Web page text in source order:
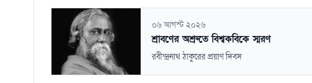
০৬ আগস্ট ২০২৬
শ্রাবণের অশ্রুতে বিশ্বকবিকে স্মরণ
রবীন্দ্রনাথ ঠাকুরের প্রয়াণ দিবস